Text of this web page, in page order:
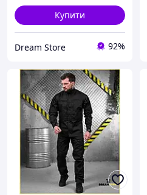
Купити
Dream Store 92%